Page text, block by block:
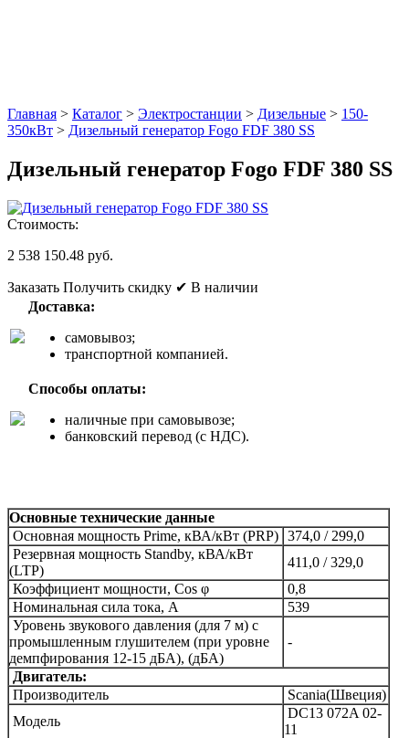
Главная > Каталог > Электростанции > Дизельные > 150-
350кВт > Дизельный генератор Fogo FDF 380 SS
Дизельный генератор Fogo FDF 380 SS
Стоимость:
2 538 150.48 руб.
Заказать Получить скидку ✔ В наличии
Доставка:
самовывоз;
транспортной компанией.
Способы оплаты:
наличные при самовывозе;
банковский перевод (с НДС).
Основные технические данные
Основная мощность Prime, кВА/кВт (PRP) 374,0 / 299,0
Резервная мощность Standby, кВА/кВт
(LTP)
411,0 / 329,0
Коэффициент мощности, Сos φ
0,8
Номинальная сила тока, А
539
Уровень звукового давления (для 7 м) c
промышленным глушителем (при уровне
демпфирования 12-15 дБА), (дБА)
-
Двигатель:
Производитель
Scania(Швеция)
Модель
DC13 072A 02-
11